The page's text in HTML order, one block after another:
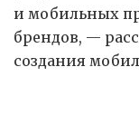
и мобильных
брендов, —
создания